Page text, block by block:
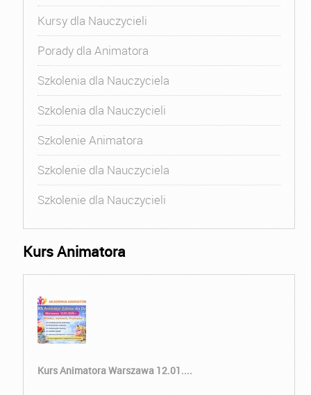
Kursy dla Nauczycieli
Porady dla Animatora
Szkolenia dla Nauczyciela
Szkolenia dla Nauczycieli
Szkolenie Animatora
Szkolenie dla Nauczyciela
Szkolenie dla Nauczycieli
Kurs Animatora
Kurs Animatora Warszawa 12.01....